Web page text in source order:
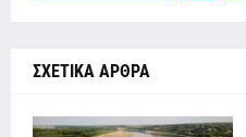
ΣΧΕΤΙΚΑ ΑΡΘΡΑ